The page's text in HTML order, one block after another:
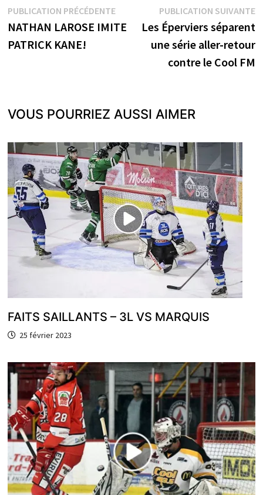
Navigation
de
PUBLICATION PRÉCÉDENTEPublication
précédente :
NATHAN LAROSE IMITE
PATRICK KANE!
PUBLICATION SUIVANTE
Les Éperviers séparent
une série aller-retour
contre le Cool FM
VOUS POURRIEZ AUSSI AIMER
FAITS SAILLANTS – 3L VS MARQUIS
25 février 2023